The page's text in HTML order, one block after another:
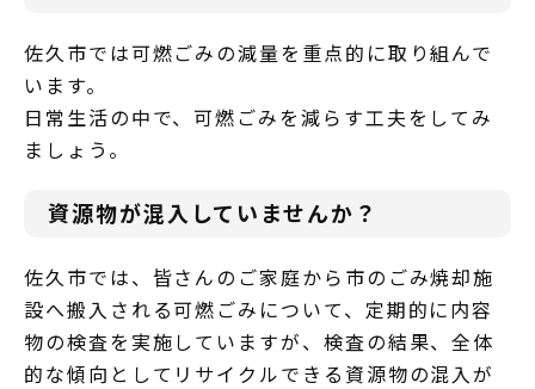
佐久市では可燃ごみの減量を重点的に取り組んで
います。
日常生活の中で、可燃ごみを減らす工夫をしてみ
ましょう。
資源物が混入していませんか？
佐久市では、皆さんのご家庭から市のごみ焼却施
設へ搬入される可燃ごみについて、定期的に内容
物の検査を実施していますが、検査の結果、全体
的な傾向としてリサイクルできる資源物の混入が